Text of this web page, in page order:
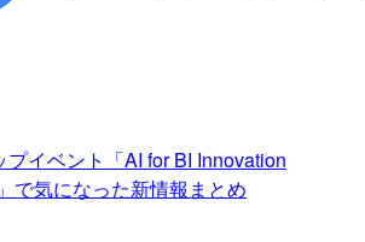
イベント「AI for BI Innovation
で気になった新情報まとめ